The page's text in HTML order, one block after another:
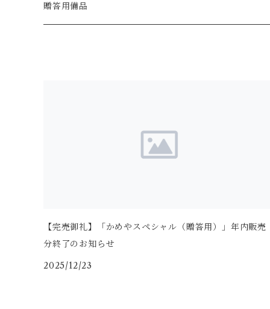
贈答用備品
【完売御礼】「かめやスペシャル（贈答用）」年内販売
分終了のお知らせ
2025/12/23